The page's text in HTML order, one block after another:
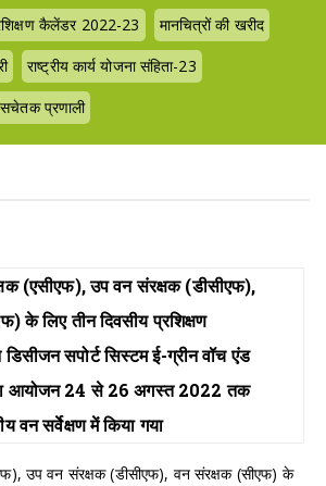
कैलेंडर 2022-23
मानचित्रों की खरीद
राष्ट्रीय कार्य योजना संहिता-23
प्रणाली
(एसीएफ), उप वन संरक्षक (डीसीएफ),
के लिए तीन दिवसीय प्रशिक्षण
सपोर्ट सिस्टम ई-ग्रीन वॉच एंड
आयोजन 24 से 26 अगस्त 2022 तक
वन सर्वेक्षण में किया गया
उप वन संरक्षक (डीसीएफ), वन संरक्षक (सीएफ) के